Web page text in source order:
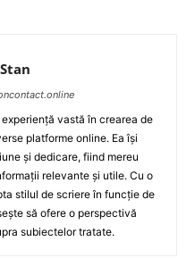
vastă în crearea de
platforme online. Ea își
și dedicare, fiind mereu
relevante și utile. Cu o
stilul de scriere în funcție de
să ofere o perspectivă
subiectelor tratate.